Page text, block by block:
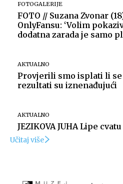
FOTOGALERIJE
FOTO // Suzana Zvonar
OnlyFansu: ‘Volim
dodatna zarada je samo
AKTUALNO
Provjerili smo isplati li se
rezultati su iznenađujući
AKTUALNO
JEZIKOVA JUHA Lipe cvatu
Učitaj više